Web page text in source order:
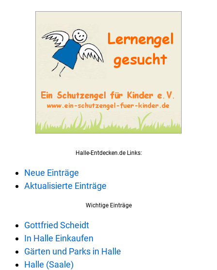
Halle-Entdecken.de Links:
Neue Einträge
Aktualisierte Einträge
Wichtige Einträge
Gottfried Scheidt
In Halle Einkaufen
Gärten und Parks in Halle
Halle (Saale)